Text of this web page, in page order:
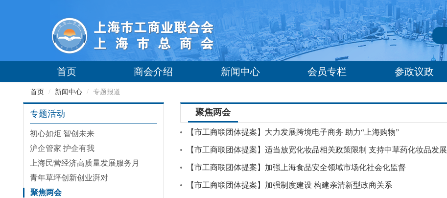
首页 商会介绍 新闻中心 会员专栏 参政议政
首页 / 新闻中心 / 专题报道
专题活动
初心如炬 智创未来
沪企管家 护企有我
上海民营经济高质量发展服务月
青年草坪创新创业湃对
聚焦两会
聚焦两会
【市工商联团体提案】大力发展跨境电子商务 助力“上海购物”
【市工商联团体提案】适当放宽化妆品相关政策限制 支持中草药化妆品发展
【市工商联团体提案】加强上海食品安全领域市场化社会化监督
【市工商联团体提案】加强制度建设 构建亲清新型政商关系